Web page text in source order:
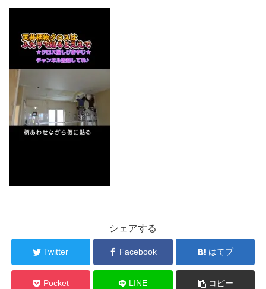
シェアする
Twitter Facebook はてブ
Pocket LINE コピー